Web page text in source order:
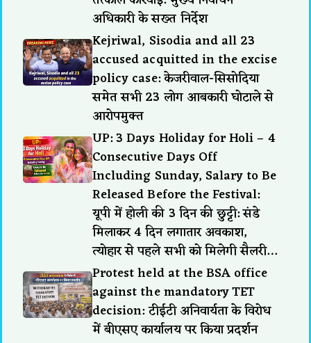
अधिकारी के सख्त निर्देश
Kejriwal, Sisodia and all 23
accused acquitted in the excise
policy case: केजरीवाल-सिसोदिया
समेत सभी 23 लोग आबकारी घोटाले से
आरोपमुक्त
UP: 3 Days Holiday for Holi – 4
Consecutive Days Off
Including Sunday, Salary to Be
Released Before the Festival:
यूपी में होली की 3 दिन की छुट्टी: संडे
मिलाकर 4 दिन लगातार अवकाश,
त्योहार से पहले सभी को मिलेगी सैलरी…
Protest held at the BSA office
against the mandatory TET
decision: टीईटी अनिवार्यता के विरोध
में बीएसए कार्यालय पर किया प्रदर्शन